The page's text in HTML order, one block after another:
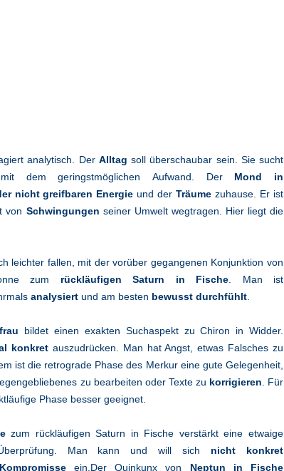
analytisch. Der Alltag soll überschaubar sein. Sie sucht
dem geringstmöglichen Aufwand. Der Mond in
nicht greifbaren Energie und derTräume zuhause. Er ist
von Schwingungen seiner Umwelt wegtragen. Hier liegt die
leichter fallen, mit der vorüber gegangenen Konjunktion von
zum rückläufigen Saturn in Fische . Man ist
analysiert und am besten bewusst durchfühlt
bildet einen exakten Suchaspekt zu Chiron in Widder.
konkret auszudrücken. Man hat Angst, etwas Falsches zu
ist die retrograde Phase des Merkur eine gute Gelegenheit,
zu bearbeiten oder Texte zu korrigieren . Für
Phase besser geeignet.
zum rückläufigen Saturn in Fische verstärkt eine etwaige
Man kann und will sich nicht konkret
Kompromisseein.Der Quinkunx von Neptun in Fische